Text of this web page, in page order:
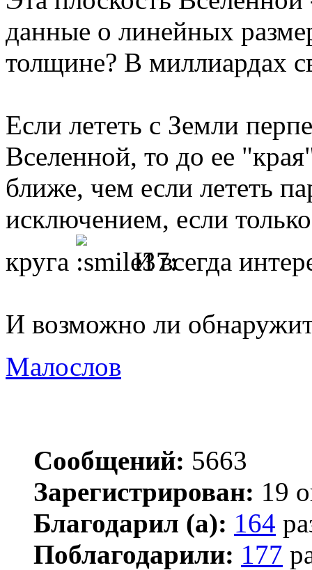
данные о линейных
толщине? В миллиардах
Если лететь с Земли
Вселенной, то до ее
ближе, чем если лететь
исключением, если
круга
И всегда
И возможно ли
Малослов
Сообщений: 5663
Зарегистрирован: 19
Благодарил (а): 164
Поблагодарили: 177